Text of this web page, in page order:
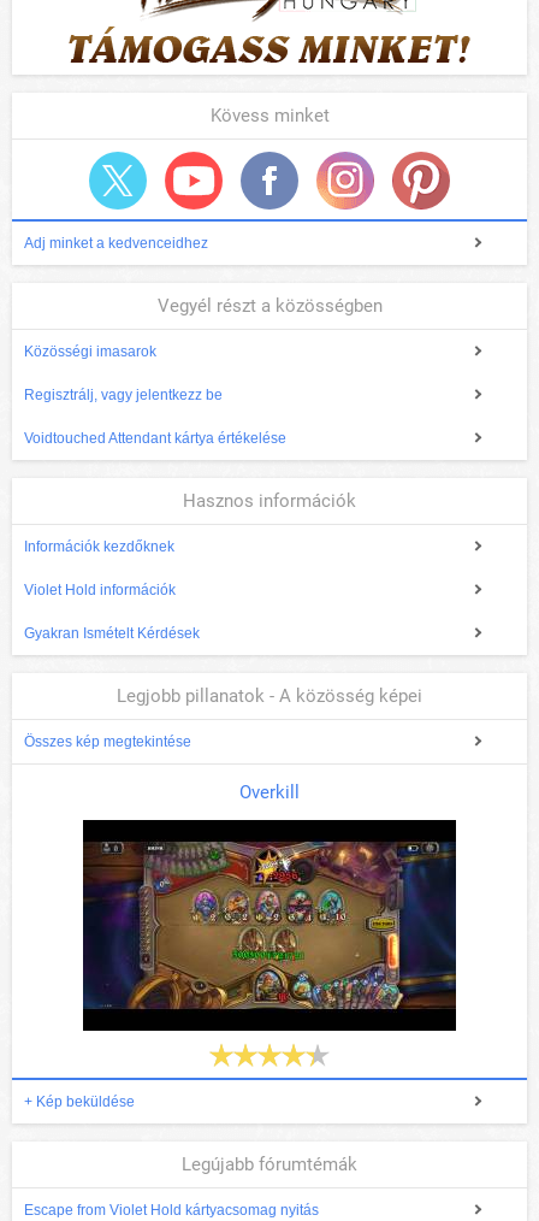
Kövess minket
Adj minket a kedvenceidhez
Vegyél részt a közösségben
Közösségi imasarok
Regisztrálj, vagy jelentkezz be
Voidtouched Attendant kártya értékelése
Hasznos információk
Információk kezdőknek
Violet Hold információk
Gyakran Ismételt Kérdések
Legjobb pillanatok - A közösség képei
Összes kép megtekintése
Overkill
+ Kép beküldése
Legújabb fórumtémák
Escape from Violet Hold kártyacsomag nyitás